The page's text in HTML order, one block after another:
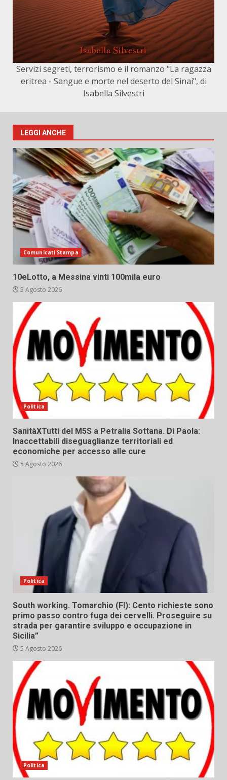
Servizi segreti, terrorismo e il romanzo "La ragazza
eritrea - Sangue e morte nel deserto del Sinai", di
Isabella Silvestri
LEGGI ANCHE
Comunicati Stampa
10eLotto, a Messina vinti 100mila euro
5 Agosto 2026
Politica
SanitàXTutti del M5S a Petralia Sottana. Di Paola:
Inaccettabili diseguaglianze territoriali ed
economiche per accesso alle cure
5 Agosto 2026
Politica
South working. Tomarchio (FI): Cento richieste sono
primo passo contro fuga dei cervelli. Proseguire su
strada per garantire sviluppo e occupazione in
Sicilia”
5 Agosto 2026
Politica